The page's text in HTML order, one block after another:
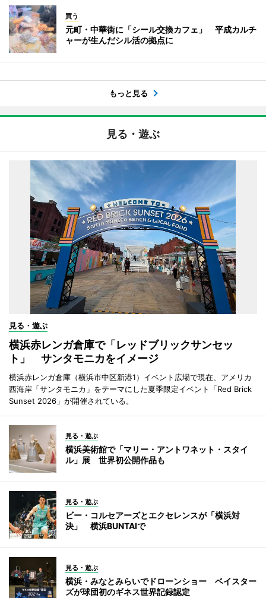
買う
元町・中華街に「シール交換カフェ」 平成カルチ
ャーが生んだシル活の拠点に
もっと見る
見る・遊ぶ
見る・遊ぶ
横浜赤レンガ倉庫で「レッドブリックサンセッ
ト」 サンタモニカをイメージ
横浜赤レンガ倉庫（横浜市中区新港1）イベント広場で現在、アメリカ
西海岸「サンタモニカ」をテーマにした夏季限定イベント「Red Brick
Sunset 2026」が開催されている。
見る・遊ぶ
横浜美術館で「マリー・アントワネット・スタイ
ル」展 世界初公開作品も
見る・遊ぶ
ビー・コルセアーズとエクセレンスが「横浜対
決」 横浜BUNTAIで
見る・遊ぶ
横浜・みなとみらいでドローンショー ベイスター
ズが球団初のギネス世界記録認定